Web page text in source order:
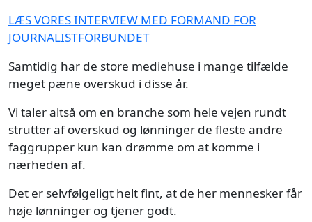
LÆS VORES INTERVIEW MED FORMAND FOR
JOURNALISTFORBUNDET
Samtidig har de store mediehuse i mange tilfælde
meget pæne overskud i disse år.
Vi taler altså om en branche som hele vejen rundt
strutter af overskud og lønninger de fleste andre
faggrupper kun kan drømme om at komme i
nærheden af.
Det er selvfølgeligt helt fint, at de her mennesker får
høje lønninger og tjener godt.